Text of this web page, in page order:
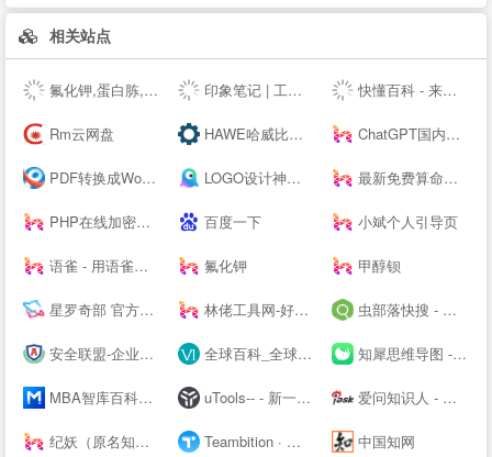
相关站点
氟化钾,蛋白胨,叔丁醇钇,异丙醇钇,金属锂,碳酸锂,氢氧化锂,硝酸锂,甲醇钾,乙醇钾,叔丁醇钾，异丙醇钾, 印象笔记 | 工作必备效率应用 快懂百科 - 来这里，认识世界！
Rm云网盘 HAWE哈威比例阀价格-德国HAWE进口电磁阀_柱塞泵厂家代理商 - 大连佰德 ChatGPT国内版-OpenAI
PDF转换成Word转换器在线免费 - 在线word转pdf转换器 - 迅捷PDF转换器免费版 LOGO设计神器；公司logo在线设计生成器 - 标小智LOGO神器 最新免费算命占卜算卦塔罗牌卜测算-太清阁免费周易测算
PHP在线加密系统 - 对PHP代码进行安全保护！ 百度一下 小斌个人引导页
语雀 - 用语雀，构建你的数字花园 · 语雀 氟化钾 甲醇钡
星罗奇部 官方网站-元宇宙社交平台 林佬工具网-好用的在线工具都在这里！ 虫部落快搜 - 搜索快人一步
安全联盟-企业查询|网站查询|曝光查询|企业工商查询|企业信用查询|企业失信记录|大数据企业信用平台。 全球百科_全球首个企业百科平台 知犀思维导图 - 知犀--
MBA智库百科，全球专业中文经管百科 uTools-- - 新一代效率工具平台 爱问知识人 - 中文互动问答平台
纪妖（原名知妖） Teambition · 阿里巴巴旗下团队协作工具 中国知网